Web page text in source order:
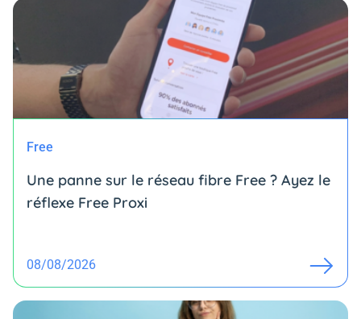
Free
Une panne sur le réseau fibre Free ? Ayez le
réflexe Free Proxi
08/08/2026